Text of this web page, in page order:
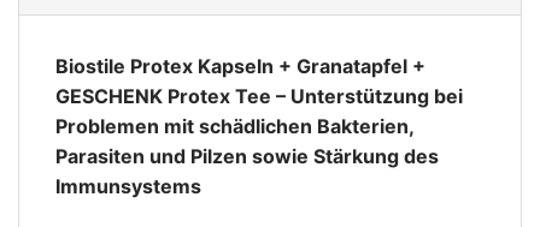
Biostile Protex Kapseln + Granatapfel +
GESCHENK Protex Tee – Unterstützung bei
Problemen mit schädlichen Bakterien,
Parasiten und Pilzen sowie Stärkung des
Immunsystems